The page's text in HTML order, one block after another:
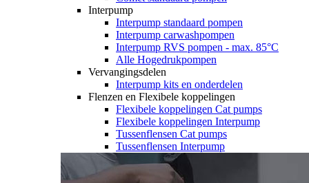
Interpump
Interpump standaard pompen
Interpump carwashpompen
Interpump RVS pompen - max. 85°C
Alle Hogedrukpompen
Vervangingsdelen
Interpump kits en onderdelen
Flenzen en Flexibele koppelingen
Flexibele koppelingen Cat pumps
Flexibele koppelingen Interpump
Tussenflensen Cat pumps
Tussenflensen Interpump